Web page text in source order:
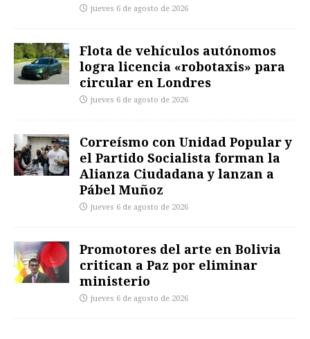
jueves 6 de agosto de 2026
Flota de vehículos autónomos
logra licencia «robotaxis» para
circular en Londres
jueves 6 de agosto de 2026
Correísmo con Unidad Popular y
el Partido Socialista forman la
Alianza Ciudadana y lanzan a
Pábel Muñoz
jueves 6 de agosto de 2026
Promotores del arte en Bolivia
critican a Paz por eliminar
ministerio
jueves 6 de agosto de 2026